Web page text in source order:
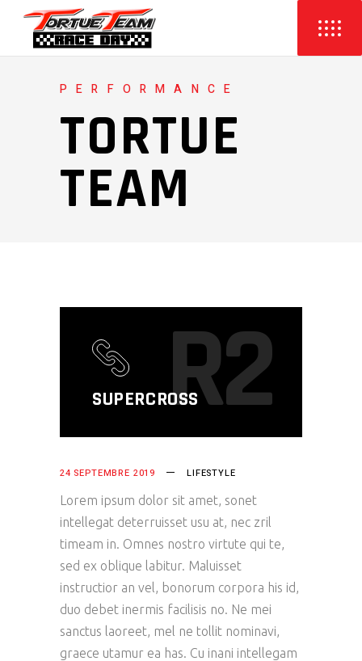
PERFORMANCE
TORTUE
TEAM
SUPERCROSSR2
24 SEPTEMBRE 2019 LIFESTYLE
Lorem ipsum dolor sit amet, sonet
intellegat deterruisset usu at, nec zril
timeam in. Omnes nostro virtute qui te,
sed ex oblique labitur. Maluisset
instructior an vel, bonorum corpora his id,
duo debet inermis facilisis no. Ne mei
sanctus laoreet, mel ne tollit nominavi,
graece utamur ea has. Cu inani intellegam